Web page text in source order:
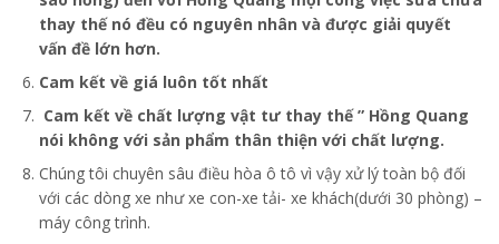
thay thế nó đều có nguyên nhân và được giải quyết
vấn đề lớn hơn.
Cam kết về giá luôn tốt nhất
Cam kết về chất lượng vật tư thay thế ” Hồng Quang
nói không với sản phẩm thân thiện với chất lượng.
Chúng tôi chuyên sâu điều hòa ô tô vì vậy xử lý toàn bộ đối
với các dòng xe như xe con-xe tải- xe khách(dưới 30 phòng) –
máy công trình.